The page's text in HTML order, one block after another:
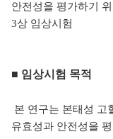
안전성을 평가하기
3상 임상시험
■ 임상시험 목적
본 연구는 본태성 고
유효성과 안전성을